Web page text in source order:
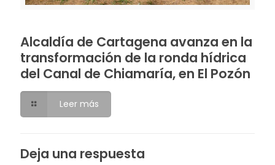
Alcaldía de Cartagena avanza en la
transformación de la ronda hídrica
del Canal de Chiamaría, en El Pozón
Leer más
Deja una respuesta